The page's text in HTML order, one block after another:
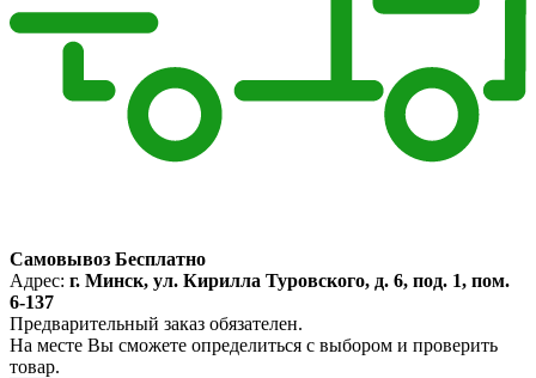
Самовывоз Бесплатно
Адрес: г. Минск, ул. Кирилла Туровского, д. 6, под. 1, пом.
6-137
Предварительный заказ обязателен.
На месте Вы сможете определиться с выбором и проверить
товар.